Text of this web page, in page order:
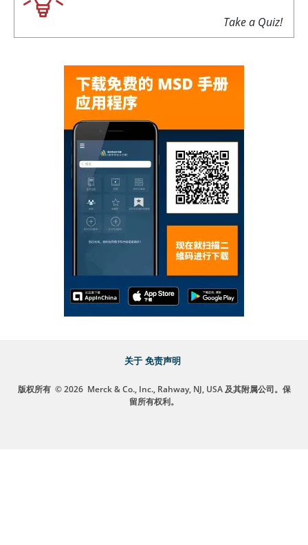
Take a Quiz!
关于 免责声明
版权所有 © 2026 Merck & Co., Inc., Rahway, NJ, USA 及其附属公司。保
留所有权利。